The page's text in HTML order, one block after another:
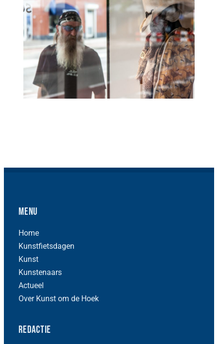
Menu
Home
Kunstfietsdagen
Kunst
Kunstenaars
Actueel
Over Kunst om de Hoek
Redactie